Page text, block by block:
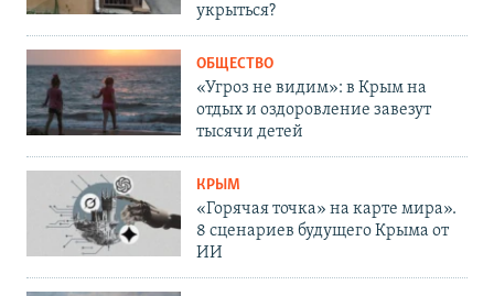
укрыться?
ОБЩЕСТВО
«Угроз не видим»: в Крым на
отдых и оздоровление завезут
тысячи детей
КРЫМ
«Горячая точка» на карте мира».
8 сценариев будущего Крыма от
ИИ